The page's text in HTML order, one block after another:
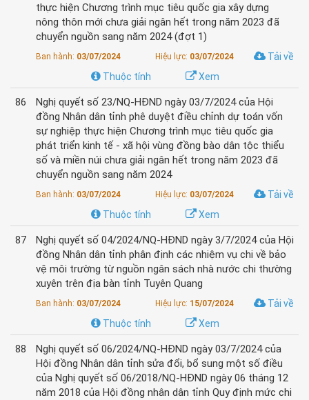
thực hiện Chương trình mục tiêu quốc gia xây dựng
nông thôn mới chưa giải ngân hết trong năm 2023 đã
chuyển nguồn sang năm 2024 (đợt 1)
Ban hành: 03/07/2024 Hiệu lực: 03/07/2024
Tải về
Xem
Thuộc tính
86
Nghị quyết số 23/NQ-HĐND ngày 03/7/2024 của Hội
đồng Nhân dân tỉnh phê duyệt điều chỉnh dự toán vốn
sự nghiệp thực hiện Chương trình mục tiêu quốc gia
phát triển kinh tế - xã hội vùng đồng bào dân tộc thiểu
số và miền núi chưa giải ngân hết trong năm 2023 đã
chuyển nguồn sang năm 2024
Ban hành: 03/07/2024 Hiệu lực: 03/07/2024
Tải về
Xem
Thuộc tính
87
Nghị quyết số 04/2024/NQ-HĐND ngày 3/7/2024 của Hội
đồng Nhân dân tỉnh phân định các nhiệm vụ chi về bảo
vệ môi trường từ nguồn ngân sách nhà nước chi thường
xuyên trên địa bàn tỉnh Tuyên Quang
Ban hành: 03/07/2024 Hiệu lực: 15/07/2024
Tải về
Xem
Thuộc tính
88
Nghị quyết số 06/2024/NQ-HĐND ngày 03/7/2024 của
Hội đồng Nhân dân tỉnh sửa đổi, bổ sung một số điều
của Nghị quyết số 06/2018/NQ-HĐND ngày 06 tháng 12
năm 2018 của Hội đồng nhân dân tỉnh Quy định mức chi